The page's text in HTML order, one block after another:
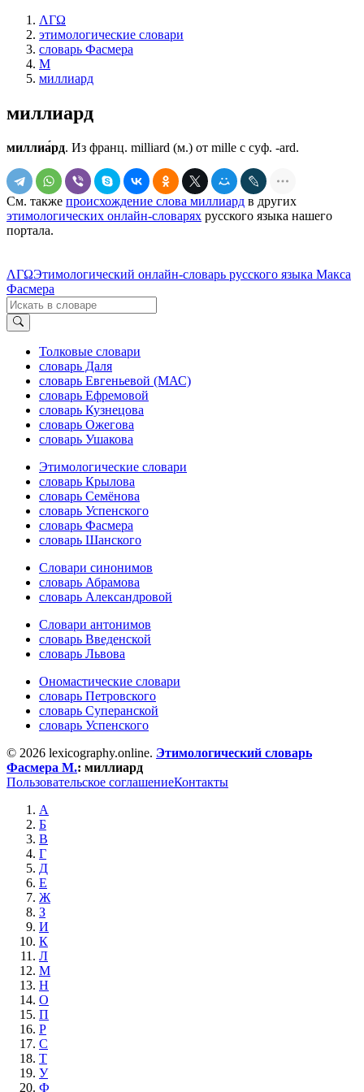
ΛΓΩ
этимологические словари
словарь Фасмера
М
миллиард
миллиард
миллиа́рд. Из франц. milliard (м.) от millе с суф. -ard.
См. также происхождение слова миллиард в других
этимологических онлайн-словарях русского языка нашего
портала.
ΛΓΩЭтимологический онлайн-словарь русского языка Макса
Фасмера
Толковые словари
словарь Даля
словарь Евгеньевой (МАС)
словарь Ефремовой
словарь Кузнецова
словарь Ожегова
словарь Ушакова
Этимологические словари
словарь Крылова
словарь Семёнова
словарь Успенского
словарь Фасмера
словарь Шанского
Словари синонимов
словарь Абрамова
словарь Александровой
Словари антонимов
словарь Введенской
словарь Львова
Ономастические словари
словарь Петровского
словарь Суперанской
словарь Успенского
© 2026 lexicography.online. Этимологический словарь
Фасмера М.: миллиард
Пользовательское соглашениеКонтакты
А
Б
В
Г
Д
Е
Ж
З
И
К
Л
М
Н
О
П
Р
С
Т
У
Ф